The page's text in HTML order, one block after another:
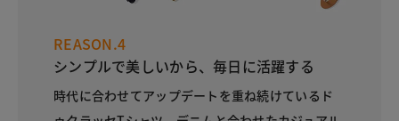
REASON.4
シンプルで美しいから、毎日に活躍する
時代に合わせてアップデートを重ね続けているド